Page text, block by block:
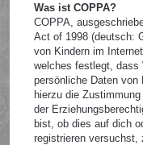
Was ist COPPA?
COPPA,
Act of 1998 (deutsch:
von Kindern im
welches festlegt, dass
persönliche Daten von
hierzu die
der
bist, ob dies auf dich
registrieren versuchst,